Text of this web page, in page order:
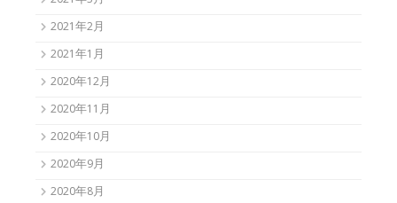
2021年2月
2021年1月
2020年12月
2020年11月
2020年10月
2020年9月
2020年8月